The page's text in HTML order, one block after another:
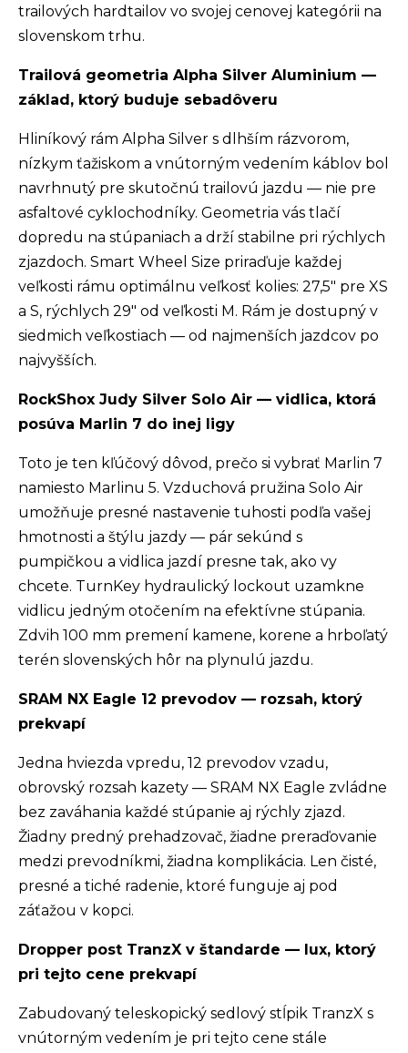
trailových hardtailov vo svojej cenovej kategórii na
slovenskom trhu.
Trailová geometria Alpha Silver Aluminium —
základ, ktorý buduje sebadôveru
Hliníkový rám Alpha Silver s dlhším rázvorom,
nízkym ťažiskom a vnútorným vedením káblov bol
navrhnutý pre skutočnú trailovú jazdu — nie pre
asfaltové cyklochodníky. Geometria vás tlačí
dopredu na stúpaniach a drží stabilne pri rýchlych
zjazdoch. Smart Wheel Size priraďuje každej
veľkosti rámu optimálnu veľkosť kolies: 27,5" pre XS
a S, rýchlych 29" od veľkosti M. Rám je dostupný v
siedmich veľkostiach — od najmenších jazdcov po
najvyšších.
RockShox Judy Silver Solo Air — vidlica, ktorá
posúva Marlin 7 do inej ligy
Toto je ten kľúčový dôvod, prečo si vybrať Marlin 7
namiesto Marlinu 5. Vzduchová pružina Solo Air
umožňuje presné nastavenie tuhosti podľa vašej
hmotnosti a štýlu jazdy — pár sekúnd s
pumpičkou a vidlica jazdí presne tak, ako vy
chcete. TurnKey hydraulický lockout uzamkne
vidlicu jedným otočením na efektívne stúpania.
Zdvih 100 mm premení kamene, korene a hrboľatý
terén slovenských hôr na plynulú jazdu.
SRAM NX Eagle 12 prevodov — rozsah, ktorý
prekvapí
Jedna hviezda vpredu, 12 prevodov vzadu,
obrovský rozsah kazety — SRAM NX Eagle zvládne
bez zaváhania každé stúpanie aj rýchly zjazd.
Žiadny predný prehadzovač, žiadne preraďovanie
medzi prevodníkmi, žiadna komplikácia. Len čisté,
presné a tiché radenie, ktoré funguje aj pod
záťažou v kopci.
Dropper post TranzX v štandarde — lux, ktorý
pri tejto cene prekvapí
Zabudovaný teleskopický sedlový stĺpik TranzX s
vnútorným vedením je pri tejto cene stále